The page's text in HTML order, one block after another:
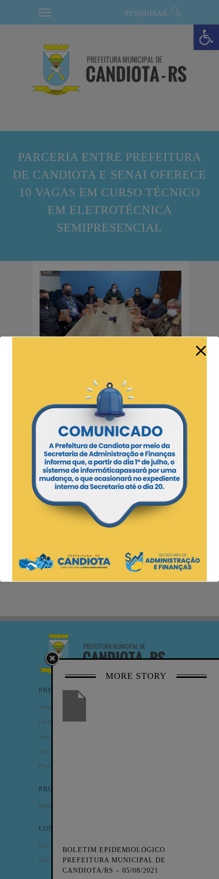
Barra de Ferramentas Aberta
PARCERIA ENTRE PREFEITURA
DE CANDIOTA E SENAI OFERECE
10 VAGAS EM CURSO TÉCNICO
EM ELETROTÉCNICA
SEMIPRESENCIAL
pela prefeitura de Candiota no curso
técnico em eletrotécnica semipresencial do
SENAI.
Como requisito para concorrer a uma das
vagas, os interessados precisam estar
Candiota. As inscrições podem ser feitas
entre os dias 9 e 13 de agosto, das 8h30 às
14h, no Sine ou na secretaria de assistência
e inclusão social. Para realizar a inscrição é
necessário levar um documento com foto e
comprovante de residência.
Os inscritos realizarão uma prova, que será
aplicada pelo SENAI, em data a ser
ofertadas pela prefeitura de Candiota para
o curso técnico em eletrotécnica.
MORE STORY
BOLETIM EPIDEMIOLÓGICO
PREFEITURA MUNICIPAL DE
CANDIOTA/RS – 05/08/2021
PREFEITURA
Administração Municipal
Câmara de Vereadores
Secretarias
Serviços
Procuradoria Geral
PROGRAMAS
Minha Casa Minha Vida
CONTATO
Fale Conosco
Sitemap